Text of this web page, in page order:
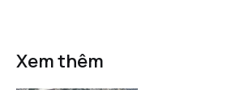
Xem thêm